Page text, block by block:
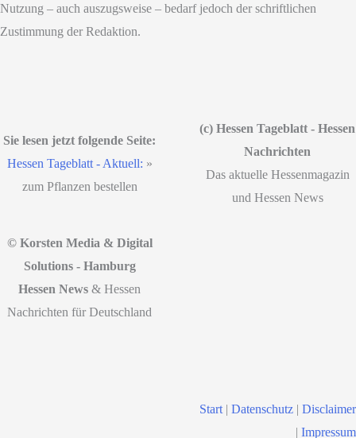
Nutzung – auch auszugsweise – bedarf jedoch der schriftlichen
Zustimmung der Redaktion.
Sie lesen jetzt folgende Seite:
Hessen Tageblatt - Aktuell: »
zum Pflanzen bestellen
(c) Hessen Tageblatt - Hessen
Nachrichten
Das aktuelle Hessenmagazin
und Hessen News
© Korsten Media & Digital
Solutions - Hamburg
Hessen News & Hessen
Nachrichten für Deutschland
Start | Datenschutz | Disclaimer
| Impressum